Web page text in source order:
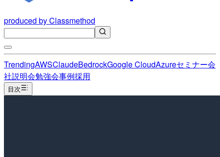
produced by Classmethod
TrendingAWSClaudeBedrockGoogle CloudAzureセミナー会
社説明会勉強会事例採用
目次